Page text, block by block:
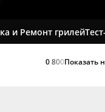
и Ремонт грилей
0 800Показать